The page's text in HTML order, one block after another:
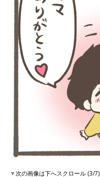
▼次の画像は下へスクロール (3/7)